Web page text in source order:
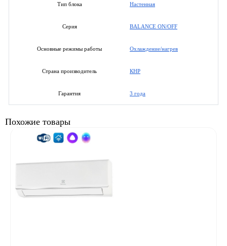
Тип блока Настенная
Серия BALANCE ON/OFF
Основные режимы работы Охлаждение/нагрев
Страна производитель КНР
Гарантия 3 года
Похожие товары